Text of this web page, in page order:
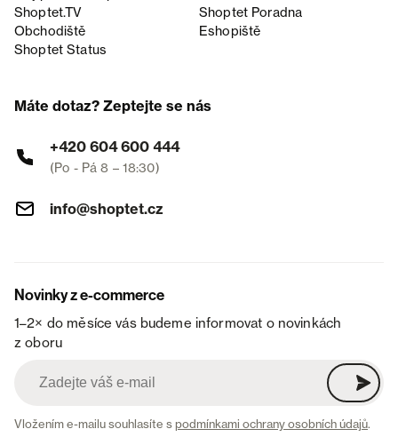
Shoptet.TV
Shoptet Poradna
Obchodiště
Eshopiště
Shoptet Status
Máte dotaz? Zeptejte se nás
+420 604 600 444
(Po - Pá 8 – 18:30)
info@shoptet.cz
Novinky z e-commerce
1–2× do měsíce vás budeme informovat o novinkách
z oboru
Vložením e-mailu souhlasíte spodmínkami ochrany osobních údajů.